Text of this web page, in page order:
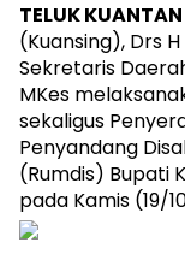
TELUK
(Kuansing), Drs
Sekretaris
MKes
sekaligus
Penyandang
(Rumdis) Bupati
pada Kamis (19/